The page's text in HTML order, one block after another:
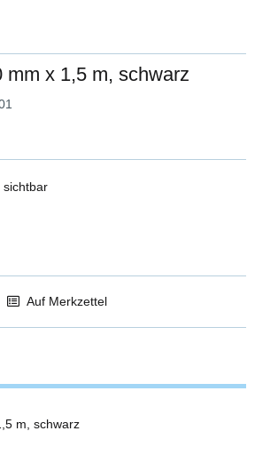
x 1,5 m, schwarz
sichtbar
Auf Merkzettel
m, schwarz